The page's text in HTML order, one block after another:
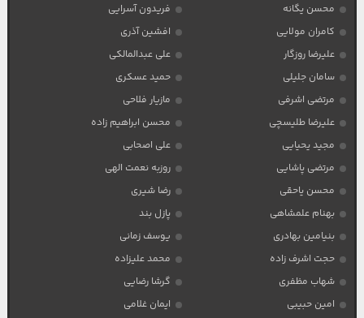
محسن یگانه
فریدون آسرایی
کامران مولایی
افشین آذری
علیرضا روزگار
علی عبدالمالکی
سامان جلیلی
حمید عسکری
مرتضی اشرفی
مازیار فلاحی
علیرضا طلیسچی
محسن ابراهیم زاده
مجید یحیایی
علی اصحابی
مرتضی پاشایی
روزبه نعمت الهی
محسن یاحقی
رضا شیری
بهنام علمشاهی
پازل بند
بنیامین بهادری
یوسف زمانی
حجت اشرف زاده
محمد علیزاده
شهاب مظفری
گرشا رضایی
امین حبیبی
ایمان غلامی